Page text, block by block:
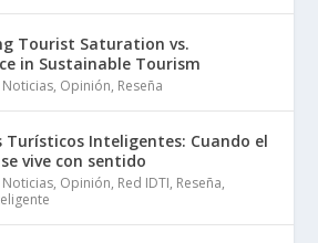
Tourist Saturation vs.
in Sustainable Tourism
Noticias, Opinión, Reseña
Turísticos Inteligentes: Cuando el
vive con sentido
Noticias, Opinión, Red IDTI, Reseña,